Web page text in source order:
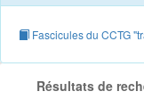
Fascicules du CCTG
Résultats de